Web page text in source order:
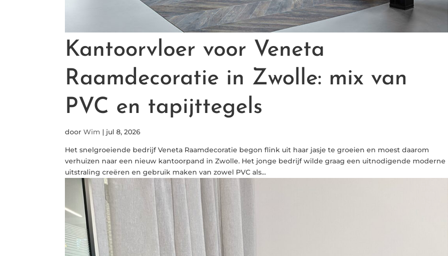
Kantoorvloer voor Veneta
Raamdecoratie in Zwolle: mix van
PVC en tapijttegels
doorWim | jul 8, 2026
Het snelgroeiende bedrijf Veneta Raamdecoratie begon flink uit haar jasje te groeien en moest daarom
verhuizen naar een nieuw kantoorpand in Zwolle. Het jonge bedrijf wilde graag een uitnodigende moderne
uitstraling creëren en gebruik maken van zowel PVC als...